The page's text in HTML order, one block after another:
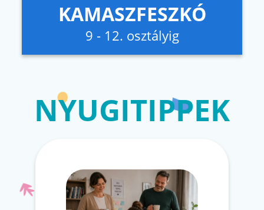
KAMASZFESZKÓ
9 - 12. osztályig
NYUGITIPPEK